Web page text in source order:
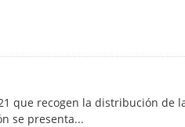
que recogen la distribución de
se presenta...